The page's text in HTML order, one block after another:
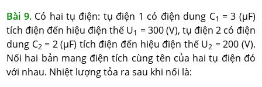
Bài 9. Có hai tụ điện: tụ điện 1 có điện dung C1 = 3 (μF)
tích điện đến hiệu điện thế U1 = 300 (V), tụ điện 2 có điện
dung C2 = 2 (μF) tích điện đến hiệu điện thế U2 = 200 (V).
Nối hai bản mang điện tích cùng tên của hai tụ điện đó
với nhau. Nhiệt lượng tỏa ra sau khi nối là: